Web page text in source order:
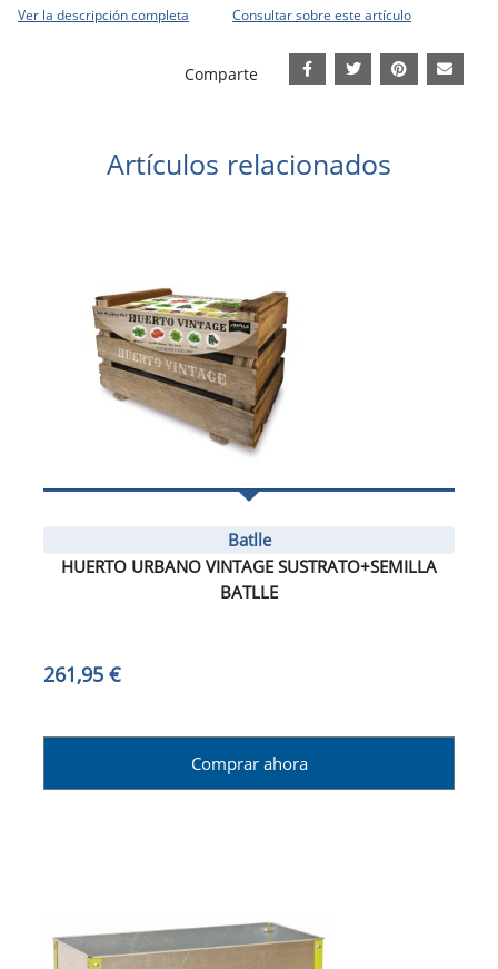
Ver la descripción completa Consultar sobre este artículo
Comparte
Artículos relacionados
Batlle
HUERTO URBANO VINTAGE SUSTRATO+SEMILLA
BATLLE
261,95 €
Comprar ahora